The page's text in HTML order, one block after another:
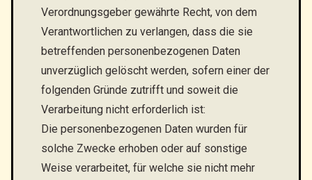
Verordnungsgeber gewährte Recht, von dem
Verantwortlichen zu verlangen, dass die sie
betreffenden personenbezogenen Daten
unverzüglich gelöscht werden, sofern einer der
folgenden Gründe zutrifft und soweit die
Verarbeitung nicht erforderlich ist:
Die personenbezogenen Daten wurden für
solche Zwecke erhoben oder auf sonstige
Weise verarbeitet, für welche sie nicht mehr